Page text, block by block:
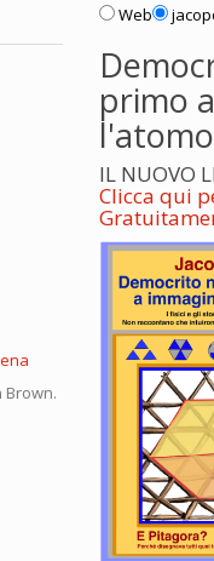
Brown.
Web
primo
l'atomo
IL NUOVO
Clicca qui